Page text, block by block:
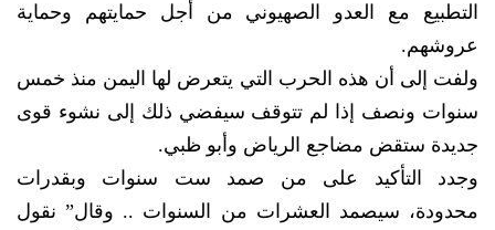
التطبيع مع العدو الصهيوني من أجل حمايتهم وحماية
عروشهم.
ولفت إلى أن هذه الحرب التي يتعرض لها اليمن منذ خمس
سنوات ونصف إذا لم تتوقف سيفضي ذلك إلى نشوء قوى
جديدة ستقض مضاجع الرياض وأبو ظبي.
وجدد التأكيد على من صمد ست سنوات وبقدرات
محدودة، سيصمد العشرات من السنوات .. وقال” نقول